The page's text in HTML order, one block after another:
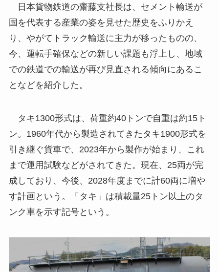
日本貨物鉄道の齋藤支社長は、セメント輸送が
国を代表する産業の姿を見せた歴史をふりかえ
り、やがてトラック輸送に主力が移ったものの、
今、運転手確保などの新しい課題も浮上し、地域
での鉄道での輸送が再び見直される傾向にあるこ
となどを紹介した。
タキ1300形式は、荷重約40トンで自重は約15ト
ン。1960年代から製造されてきたタキ1900形式を
引き継ぐ貨車で、2023年から製作が始まり、これ
まで運用試験などがされてきた。現在、25両が完
成しており、今後、2028年度までに計60両に増や
す計画という。「タキ」は積載量25トン以上のタ
ンク車を示す記号という。